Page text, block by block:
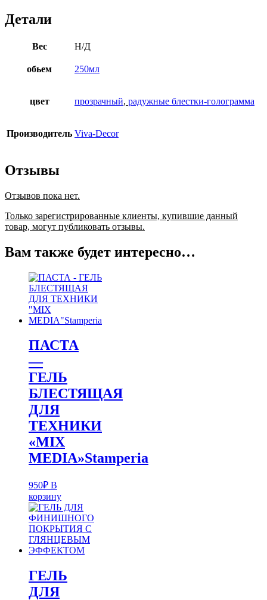
Детали
Вес Н/Д
обьем 250мл
цвет прозрачный, радужные блестки-голограмма
Производитель Viva-Decor
Отзывы
Отзывов пока нет.
Только зарегистрированные клиенты, купившие данный
товар, могут публиковать отзывы.
Вам также будет интересно…
ПАСТА
—
ГЕЛЬ
БЛЕСТЯЩАЯ
ДЛЯ
ТЕХНИКИ
«MIX
MEDIA»Stamperia
950₽ В
корзину
ГЕЛЬ
ДЛЯ